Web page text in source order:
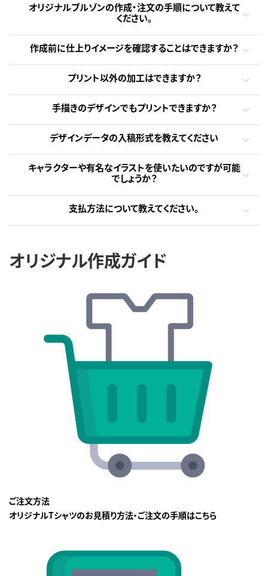
オリジナルブルゾンの作成・注文の手順について教えて
ください。
作成前に仕上りイメージを確認することはできますか？
プリント以外の加工はできますか？
手描きのデザインでもプリントできますか？
デザインデータの入稿形式を教えてください
キャラクターや有名なイラストを使いたいのですが可能
でしょうか？
支払方法について教えてください。
オリジナル作成ガイド
ご注文方法
オリジナルTシャツのお見積り方法・ご注文の手順はこちら